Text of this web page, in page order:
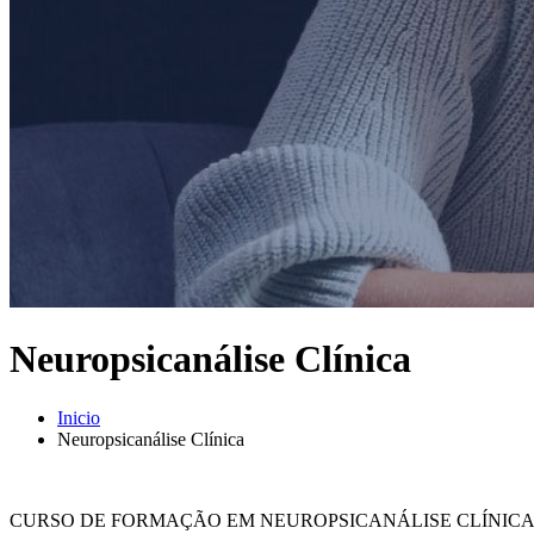
Neuropsicanálise Clínica
Inicio
Neuropsicanálise Clínica
CURSO DE FORMAÇÃO EM NEUROPSICANÁLISE